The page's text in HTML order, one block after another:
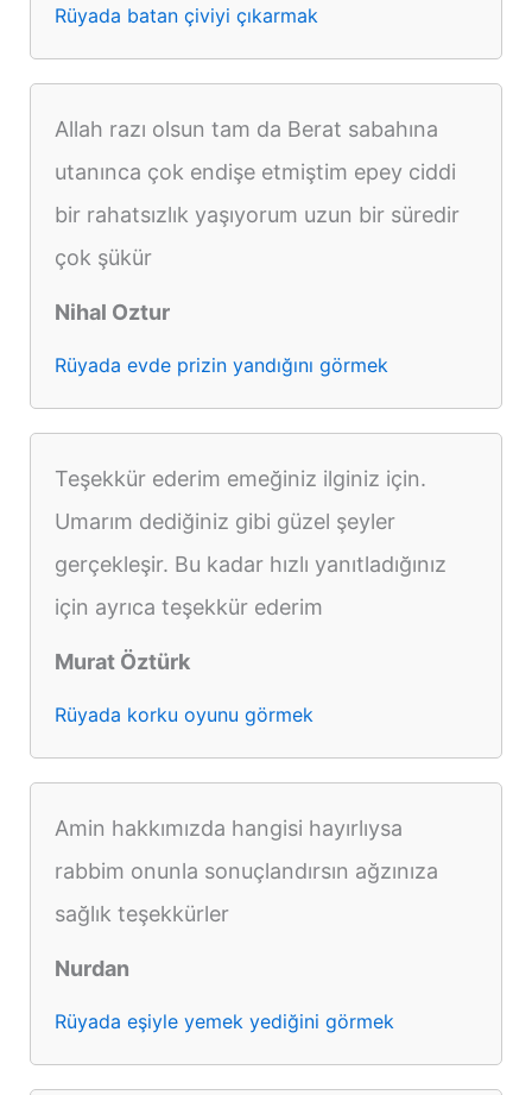
Rüyada batan çiviyi çıkarmak
Allah razı olsun tam da Berat sabahına
utanınca çok endişe etmiştim epey ciddi
bir rahatsızlık yaşıyorum uzun bir süredir
çok şükür
Nihal Oztur
Rüyada evde prizin yandığını görmek
Teşekkür ederim emeğiniz ilginiz için.
Umarım dediğiniz gibi güzel şeyler
gerçekleşir. Bu kadar hızlı yanıtladığınız
için ayrıca teşekkür ederim
Murat Öztürk
Rüyada korku oyunu görmek
Amin hakkımızda hangisi hayırlıysa
rabbim onunla sonuçlandırsın ağzınıza
sağlık teşekkürler
Nurdan
Rüyada eşiyle yemek yediğini görmek